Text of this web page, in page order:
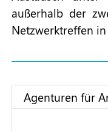
außerhalb der
Netzwerktreffen
Agenturen für